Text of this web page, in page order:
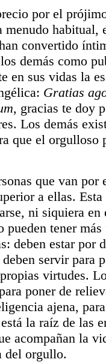
por el prójimo
menudo habitual,
convertido
demás como
en sus vidas la
Gratias
, gracias te doy
Los demás
que el orgulloso
que van por
a ellas.
ni siquiera
pueden tener
deben estar por
servir para
virtudes.
poner de
ajena,
la raíz de las
acompañan la
del orgullo.